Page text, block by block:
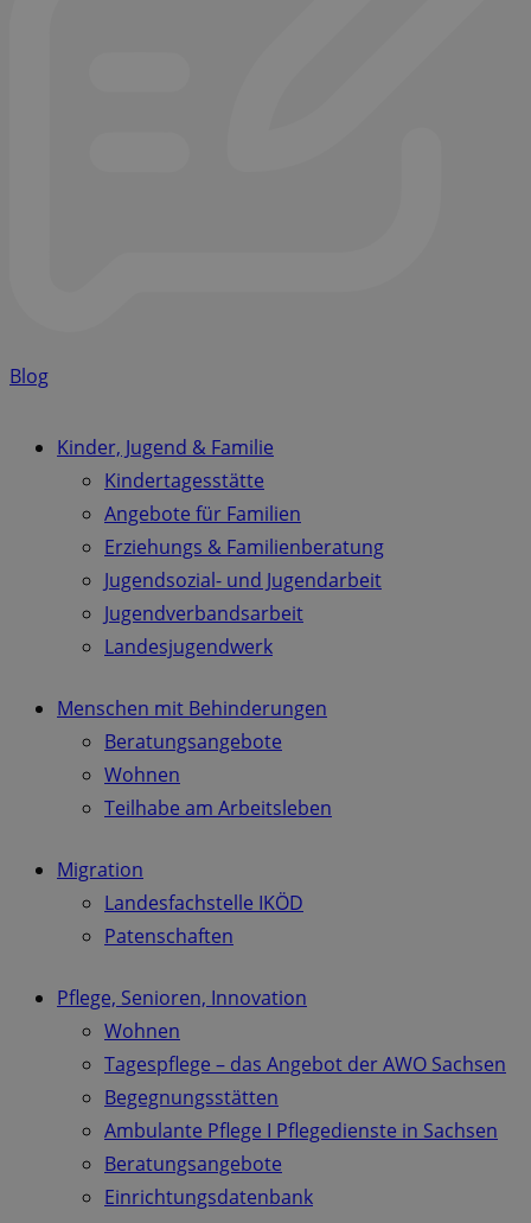
Blog
Kinder, Jugend & Familie
Kindertagesstätte
Angebote für Familien
Erziehungs & Familienberatung
Jugendsozial- und Jugendarbeit
Jugendverbandsarbeit
Landesjugendwerk
Menschen mit Behinderungen
Beratungsangebote
Wohnen
Teilhabe am Arbeitsleben
Migration
Landesfachstelle IKÖD
Patenschaften
Pflege, Senioren, Innovation
Wohnen
Tagespflege – das Angebot der AWO Sachsen
Begegnungsstätten
Ambulante Pflege I Pflegedienste in Sachsen
Beratungsangebote
Einrichtungsdatenbank